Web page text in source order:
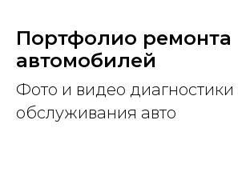
Портфолио ремонта
автомобилей
Фото и видео диагностики
обслуживания авто